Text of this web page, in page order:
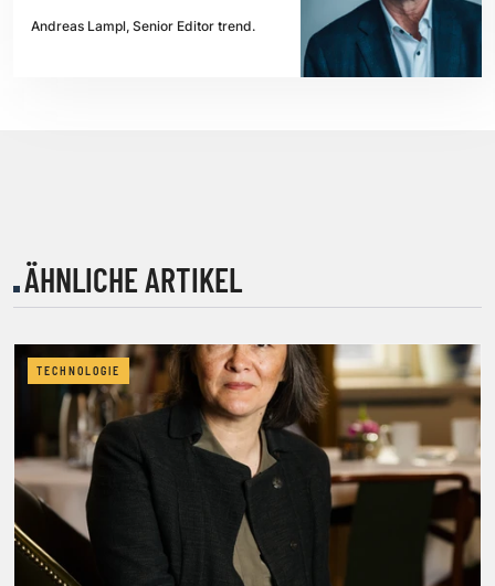
Andreas Lampl, Senior Editor trend.
ÄHNLICHE ARTIKEL
TECHNOLOGIE